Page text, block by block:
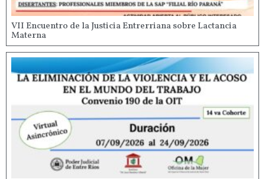
VII Encuentro de la Justicia Entrerriana sobre Lactancia
Materna